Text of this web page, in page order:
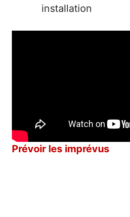
installation
Prévoir les imprévus